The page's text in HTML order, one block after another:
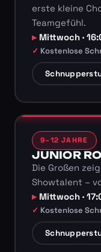
erste kleine
Teamgefühl.
Mittwoch ·
Kostenlose
9–12 JAHRE
JUNIOR
Die Großen
Showtalent –
Mittwoch ·
Kostenlose